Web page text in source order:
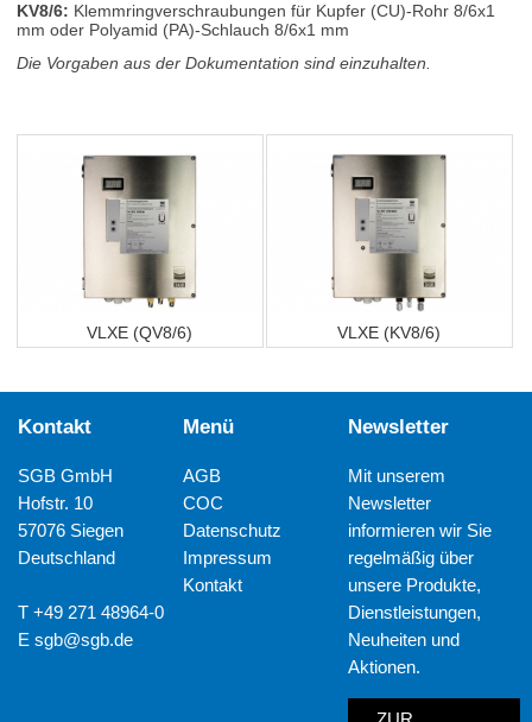
KV8/6: Klemmringverschraubungen für Kupfer (CU)-Rohr 8/6x1
mm oder Polyamid (PA)-Schlauch 8/6x1 mm
Die Vorgaben aus der Dokumentation sind einzuhalten.
VLXE (QV8/6) VLXE (KV8/6)
Kontakt
SGB GmbH
Hofstr. 10
57076 Siegen
Deutschland
T +49 271 48964-0
Esgb@sgb.de
Menü
AGB
COC
Datenschutz
Impressum
Kontakt
Newsletter
Mit unserem
Newsletter
informieren wir Sie
regelmäßig über
unsere Produkte,
Dienstleistungen,
Neuheiten und
Aktionen.